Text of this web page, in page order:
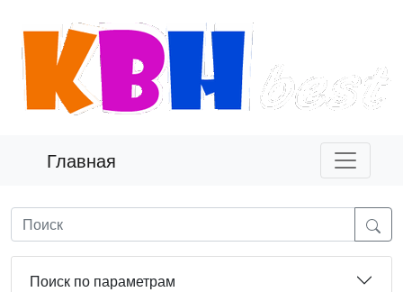
Главная
Поиск по параметрам